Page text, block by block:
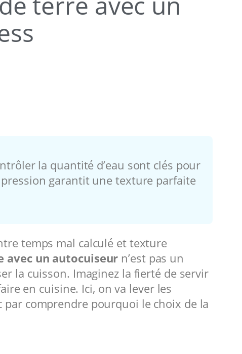
la quantité d’eau sont clés pour
garantit une texture parfaite
temps mal calculé et texture
avec un autocuiseur n’est pas un
la cuisson. Imaginez la fierté de servir
en cuisine. Ici, on va lever les
comprendre pourquoi le choix de la